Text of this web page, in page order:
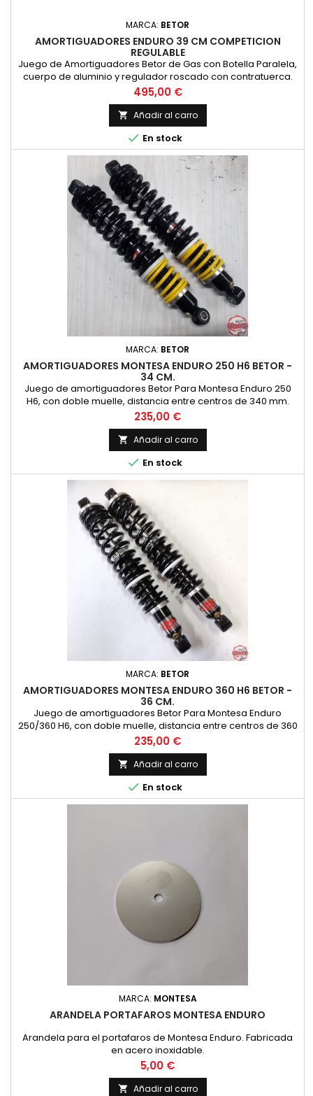
MARCA: BETOR
AMORTIGUADORES ENDURO 39 CM COMPETICION
REGULABLE
Juego de Amortiguadores Betor de Gas con Botella Paralela,
cuerpo de aluminio y regulador roscado con contratuerca.
Ideales para competicion de clasicas. Con doble muelle
para una mayor elasticidad. El precio es por pareja y se
fabrican por encargo. Longitud entre centros de agujeros de
390 milimetros
Precio
495,00 €
 Añadir al carro
 En stock
MARCA: BETOR
AMORTIGUADORES MONTESA ENDURO 250 H6 BETOR -
34 CM.
Juego de amortiguadores Betor Para Montesa Enduro 250
H6, con doble muelle, distancia entre centros de 340 mm.
Dos muelles, uno negro y otro amarillo para doble efecto.
Con cuerpo en color negro.
Precio
235,00 €
 Añadir al carro
 En stock
MARCA: BETOR
AMORTIGUADORES MONTESA ENDURO 360 H6 BETOR -
36 CM.
Juego de amortiguadores Betor Para Montesa Enduro
250/360 H6, con doble muelle, distancia entre centros de 360
mm. Dos muelles, ambos en color negro para doble efecto.
Con cuerpo en color negro.
Precio
235,00 €
 Añadir al carro
 En stock
MARCA: MONTESA
ARANDELA PORTAFAROS MONTESA ENDURO
Arandela para el portafaros de Montesa Enduro. Fabricada
en acero inoxidable.
Precio
5,00 €
 Añadir al carro